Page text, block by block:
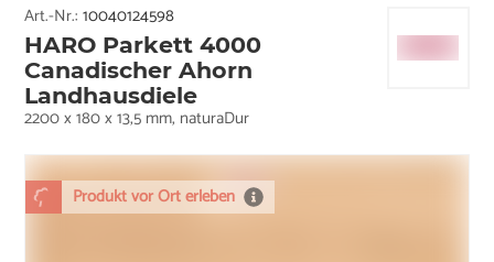
Produkt vor Ort erleben
Art.-Nr.:10040124598
HARO Parkett 4000
Canadischer Ahorn
Landhausdiele
2200 x 180 x 13,5 mm, naturaDur